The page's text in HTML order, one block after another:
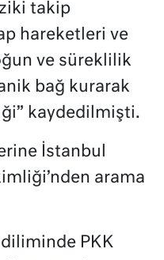
takip
hareketleri ve
ve süreklilik
bağ kurarak
kaydedilmişti.
İstanbul
arama
diliminde PKK